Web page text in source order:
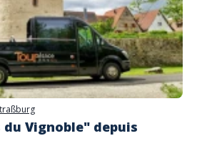
du Vignoble" depuis